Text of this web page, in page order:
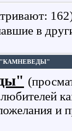
в
"КАМНЕВЕДЫ"
и